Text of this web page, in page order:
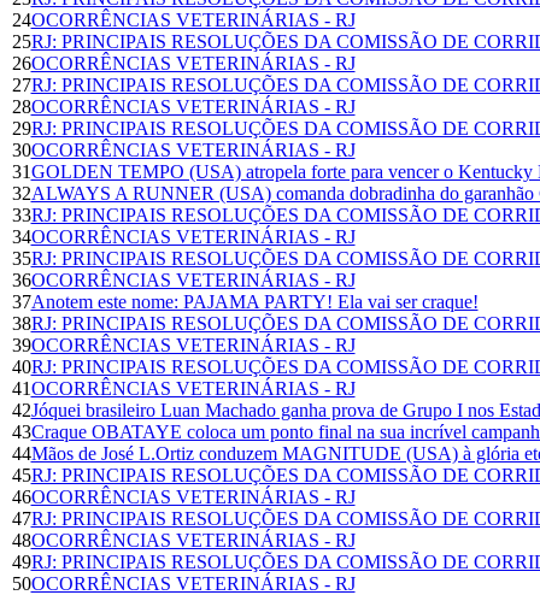
24OCORRÊNCIAS VETERINÁRIAS - RJ
25RJ: PRINCIPAIS RESOLUÇÕES DA COMISSÃO DE
26OCORRÊNCIAS VETERINÁRIAS - RJ
27RJ: PRINCIPAIS RESOLUÇÕES DA COMISSÃO DE
28OCORRÊNCIAS VETERINÁRIAS - RJ
29RJ: PRINCIPAIS RESOLUÇÕES DA COMISSÃO DE
30OCORRÊNCIAS VETERINÁRIAS - RJ
31GOLDEN TEMPO (USA) atropela forte para vencer o Kentucky
32ALWAYS A RUNNER (USA) comanda dobradinha do
33RJ: PRINCIPAIS RESOLUÇÕES DA COMISSÃO DE
34OCORRÊNCIAS VETERINÁRIAS - RJ
35RJ: PRINCIPAIS RESOLUÇÕES DA COMISSÃO DE
36OCORRÊNCIAS VETERINÁRIAS - RJ
37Anotem este nome: PAJAMA PARTY! Ela vai ser craque!
38RJ: PRINCIPAIS RESOLUÇÕES DA COMISSÃO DE
39OCORRÊNCIAS VETERINÁRIAS - RJ
40RJ: PRINCIPAIS RESOLUÇÕES DA COMISSÃO DE
41OCORRÊNCIAS VETERINÁRIAS - RJ
42Jóquei brasileiro Luan Machado ganha prova de Grupo I nos
43Craque OBATAYE coloca um ponto final na sua incrível
44Mãos de José L.Ortiz conduzem MAGNITUDE (USA) à glória
45RJ: PRINCIPAIS RESOLUÇÕES DA COMISSÃO DE
46OCORRÊNCIAS VETERINÁRIAS - RJ
47RJ: PRINCIPAIS RESOLUÇÕES DA COMISSÃO DE
48OCORRÊNCIAS VETERINÁRIAS - RJ
49RJ: PRINCIPAIS RESOLUÇÕES DA COMISSÃO DE
50OCORRÊNCIAS VETERINÁRIAS - RJ